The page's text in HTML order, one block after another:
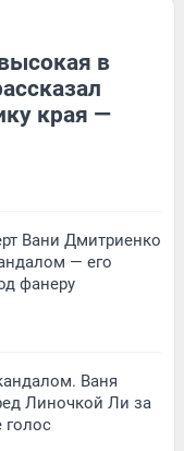
в
края —
Вани Дмитриенко
— его
фанеру
Ваня
Линочкой Ли за
голос